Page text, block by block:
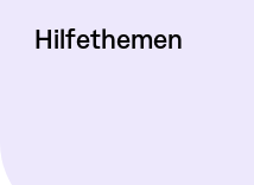
Hilfethemen